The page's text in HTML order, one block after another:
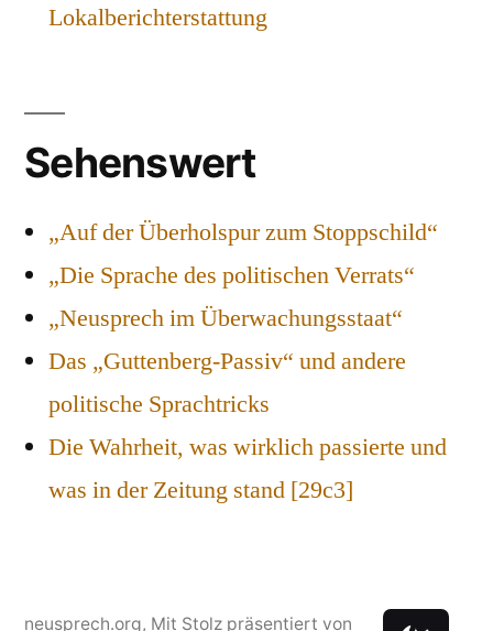
Lokalberichterstattung
Sehenswert
„Auf der Überholspur zum Stoppschild“
„Die Sprache des politischen Verrats“
„Neusprech im Überwachungsstaat“
Das „Guttenberg-Passiv“ und andere
politische Sprachtricks
Die Wahrheit, was wirklich passierte und
was in der Zeitung stand [29c3]
neusprech.org, Mit Stolz präsentiert von